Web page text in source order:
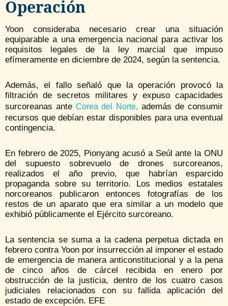
Operación
Yoon consideraba necesario crear una situación
equiparable a una emergencia nacional para activar los
requisitos legales de la ley marcial que impuso
efímeramente en diciembre de 2024, según la sentencia.
Además, el fallo señaló que la operación provocó la
filtración de secretos militares y expuso capacidades
surcoreanas anteCorea del Norte, además de consumir
recursos que debían estar disponibles para una eventual
contingencia.
En febrero de 2025, Pionyang acusó a Seúl ante la ONU
del supuesto sobrevuelo de drones surcoreanos,
realizados el año previo, que habrían esparcido
propaganda sobre su territorio. Los medios estatales
norcoreanos publicaron entonces fotografías de los
restos de un aparato que era similar a un modelo que
exhibió públicamente el Ejército surcoreano.
La sentencia se suma a la cadena perpetua dictada en
febrero contra Yoon por insurrección al imponer el estado
de emergencia de manera anticonstitucional y a la pena
de cinco años de cárcel recibida en enero por
obstrucción de la justicia, dentro de los cuatro casos
judiciales relacionados con su fallida aplicación del
estado de excepción. EFE